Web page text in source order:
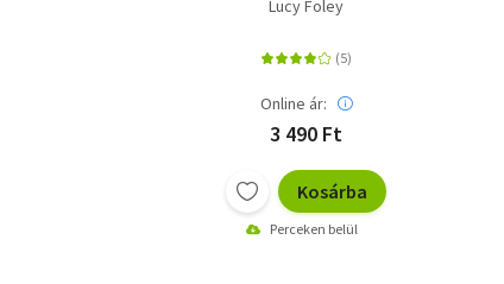
Lucy Foley
Online ár:
3 490 Ft
Kosárba
Perceken belül